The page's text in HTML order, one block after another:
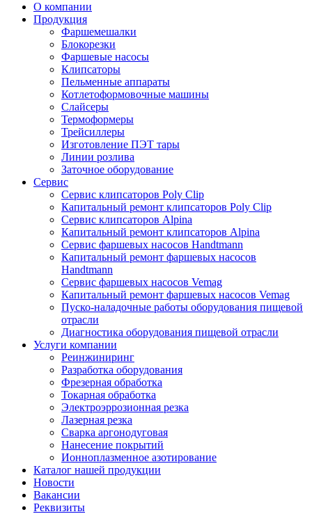
О компании
Продукция
Фаршемешалки
Блокорезки
Фаршевые насосы
Клипсаторы
Пельменные аппараты
Котлетоформовочные машины
Слайсеры
Термоформеры
Трейсиллеры
Изготовление ПЭТ тары
Линии розлива
Заточное оборудование
Сервис
Сервис клипсаторов Poly Clip
Капитальный ремонт клипсаторов Poly Clip
Сервис клипсаторов Alpina
Капитальный ремонт клипсаторов Alpina
Сервис фаршевых насосов Handtmann
Капитальный ремонт фаршевых насосов
Handtmann
Сервис фаршевых насосов Vemag
Капитальный ремонт фаршевых насосов Vemag
Пуско-наладочные работы оборудования пищевой
отрасли
Диагностика оборудования пищевой отрасли
Услуги компании
Реинжиниринг
Разработка оборудования
Фрезерная обработка
Токарная обработка
Электроэррозионная резка
Лазерная резка
Сварка аргонодуговая
Нанесение покрытий
Ионноплазменное азотирование
Каталог нашей продукции
Новости
Вакансии
Реквизиты